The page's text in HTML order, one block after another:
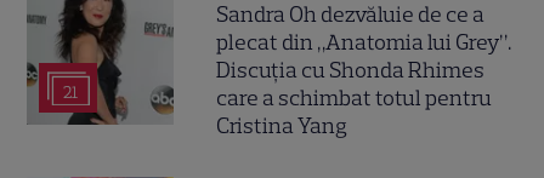
21
Sandra Oh dezvăluie de ce a
plecat din „Anatomia lui Grey”.
Discuția cu Shonda Rhimes
care a schimbat totul pentru
Cristina Yang